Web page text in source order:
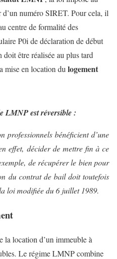
numéro SIRET. Pour cela, il
centre de formalité des
P0i de déclaration de début
être réalisée au plus tard
mise en location dulogement
LMNP est réversible :
professionnels bénéficient d’une
effet, décider de mettre fin à ce
de récupérer le bien pour
du contrat de bail doit toutefois
loi modifiée du 6 juillet 1989.
la location d’un immeuble à
Le régime LMNP combine